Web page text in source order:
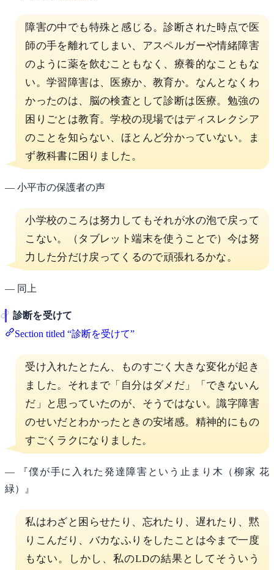
障害の中でも特殊と感じる。診断された時点で医
師の手を離れてしまい、アスペルガーや情緒障害
のように薬を飲むこともなく、療養的なこともな
い。学習障害は、医療か、教育か。なんとなくわ
かったのは、脳の検査として診断は医療。勉強の
困りごとは教育。学校の現場ではディスレクシア
のことを知らない、ほとんど分かっていない。ま
ず教科書に困りました。
— 小平市の保護者の声
小学校のころは努力してもそれが水の泡で戻って
こない。（タブレット端末を使うことで）今は努
力した分だけ戻ってくるので頑張れるかな。
— 同上
診断を受けて
Section titled “診断を受けて”
受け入れたとたん、ものすごく大きな変化が起き
ました。それまで「自分はダメだ」「できないん
だ」と思っていたのが、そうではない。識字障害
のせいだとわかったときの安堵感。精神的にもの
すごくラクになりました。
— 『僕が手に入れた発達障害という止まり木（柳家 花
緑）』
私はわざと困らせたり、忘れたり、遅れたり、黙
りこんだり、バカなふりをしたことは今まで一度
もない。しかし、私のLDの結果としてそういう